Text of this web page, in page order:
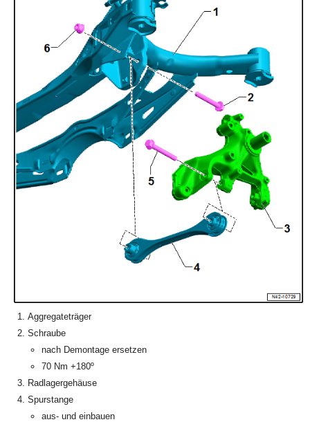
Aggregateträger
Schraube
nach Demontage ersetzen
70 Nm +180º
Radlagergehäuse
Spurstange
aus- und einbauen